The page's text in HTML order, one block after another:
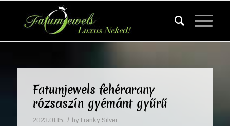
Fatumjewels fehérarany
rózsaszín gyémánt gyűrű
2023.01.15. / by Franky Silver